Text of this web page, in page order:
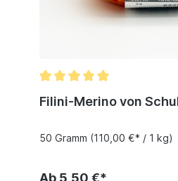
Filini-Merino von
50 Gramm (110,00 €* / 1 kg)
Ab 5,50 €*